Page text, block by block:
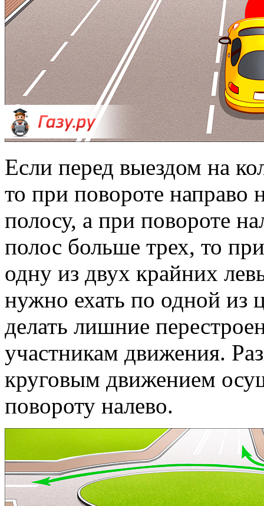
Если перед выездом на
то при повороте
полосу, а при повороте
полос больше трех, то
одну из двух крайних
нужно ехать по одной из
делать лишние
участникам движения.
круговым движением
повороту налево.